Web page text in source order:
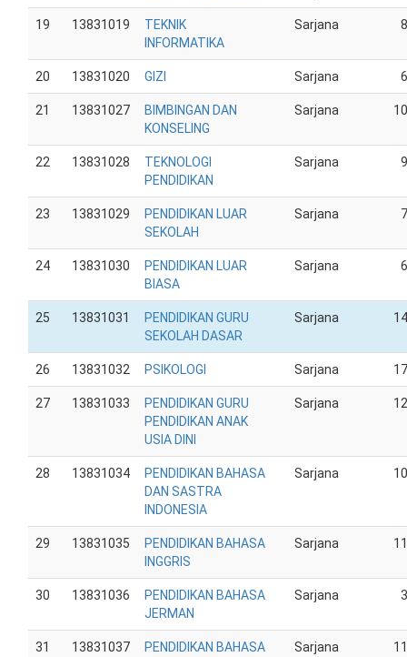
19 13831019
TEKNIK
INFORMATIKA
Sarjana
20 13831020 GIZI Sarjana
21 13831027
BIMBINGAN DAN
KONSELING
Sarjana
22 13831028
TEKNOLOGI
PENDIDIKAN
Sarjana
23 13831029
PENDIDIKAN LUAR
SEKOLAH
Sarjana
24 13831030
PENDIDIKAN LUAR
BIASA
Sarjana
25 13831031
PENDIDIKAN GURU
SEKOLAH DASAR
Sarjana
26 13831032 PSIKOLOGI Sarjana
27 13831033
PENDIDIKAN GURU
PENDIDIKAN ANAK
USIA DINI
Sarjana
28 13831034
PENDIDIKAN BAHASA
DAN SASTRA
INDONESIA
Sarjana
29 13831035
PENDIDIKAN BAHASA
INGGRIS
Sarjana
30 13831036
PENDIDIKAN BAHASA
JERMAN
Sarjana
31 13831037
PENDIDIKAN BAHASA
Sarjana